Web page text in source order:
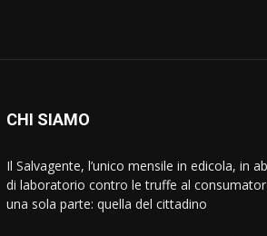
CHI SIAMO
Il Salvagente, l’unico mensile in edicola, in
di laboratorio contro le truffe al
una sola parte: quella del cittadino